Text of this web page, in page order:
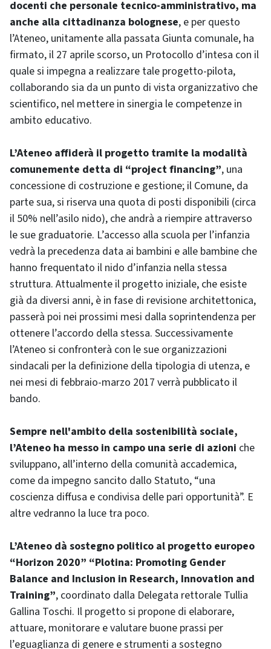
docenti che personale tecnico-amministrativo, ma
anche alla cittadinanza bolognese, e per questo
l’Ateneo, unitamente alla passata Giunta comunale, ha
firmato, il 27 aprile scorso, un Protocollo d’intesa con il
quale si impegna a realizzare tale progetto-pilota,
collaborando sia da un punto di vista organizzativo che
scientifico, nel mettere in sinergia le competenze in
ambito educativo.
L’Ateneo affiderà il progetto tramite la modalità
comunemente detta di “project financing”, una
concessione di costruzione e gestione; il Comune, da
parte sua, si riserva una quota di posti disponibili (circa
il 50% nell’asilo nido), che andrà a riempire attraverso
le sue graduatorie. L’accesso alla scuola per l’infanzia
vedrà la precedenza data ai bambini e alle bambine che
hanno frequentato il nido d’infanzia nella stessa
struttura. Attualmente il progetto iniziale, che esiste
già da diversi anni, è in fase di revisione architettonica,
passerà poi nei prossimi mesi dalla soprintendenza per
ottenere l’accordo della stessa. Successivamente
l’Ateneo si confronterà con le sue organizzazioni
sindacali per la definizione della tipologia di utenza, e
nei mesi di febbraio-marzo 2017 verrà pubblicato il
bando.
Sempre nell'ambito della sostenibilità sociale,
l’Ateneo ha messo in campo una serie di azioni che
sviluppano, all’interno della comunità accademica,
come da impegno sancito dallo Statuto, “una
coscienza diffusa e condivisa delle pari opportunità”. E
altre vedranno la luce tra poco.
L’Ateneo dà sostegno politico al progetto europeo
“Horizon 2020” “Plotina: Promoting Gender
Balance and Inclusion in Research, Innovation and
Training”, coordinato dalla Delegata rettorale Tullia
Gallina Toschi. Il progetto si propone di elaborare,
attuare, monitorare e valutare buone prassi per
l’eguaglianza di genere e strumenti a sostegno